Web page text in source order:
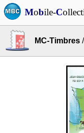
Mobile-C
MC-Timbres /